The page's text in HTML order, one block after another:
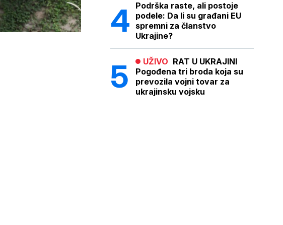
Podrška raste, ali postoje
podele: Da li su građani EU
spremni za članstvo
Ukrajine?
UŽIVO RAT U UKRAJINI
Pogođena tri broda koja su
prevozila vojni tovar za
ukrajinsku vojsku